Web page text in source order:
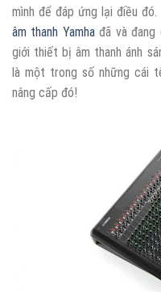
mình để đáp ứng lại điều
âm thanh Yamhađã và đang
giới thiết bị âm thanh ánh
là một trong số những cái
nâng cấp đó!